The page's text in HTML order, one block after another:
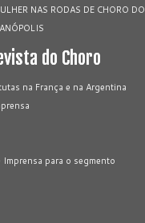
NAS RODAS DE CHORO DO
do Choro
na França e na Argentina
para o segmento